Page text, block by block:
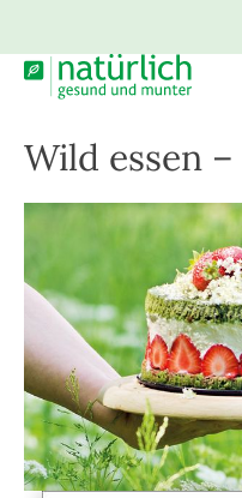
Wild essen